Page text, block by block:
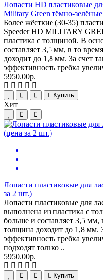
Лопасти HD пластиковые
Military Green тёмно-
Более жёсткие (30-35)
Speeder HD MILITARY
пластика с толщиной. В
составляет 3,5 мм, в то
доходит до 1,8 мм. За счет
эффективность гребка
5950.00р.
Купить
Хит
Лопасти пластиковые для
за 2 шт.)
Лопасти пластиковые для
выполнена из пластика с
больше и составляет 3,5 мм,
толщина доходит до 1,8 мм.
эффективность гребка
подходят только ..
5950.00р.
Купить